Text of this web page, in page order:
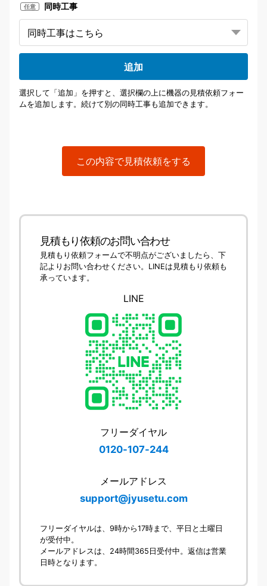
見積もり依頼のお問い合わせ
見積もり依頼フォームで不明点がございましたら、下
記よりお問い合わせください。LINEは見積もり依頼も
承っています。
LINE
フリーダイヤル
0120-107-244
メールアドレス
support@jyusetu.com
フリーダイヤルは、9時から17時まで、平日と土曜日
が受付中。
メールアドレスは、24時間365日受付中。返信は営業
日時となります。
任意 同時工事
追加
選択して「追加」を押すと、選択欄の上に機器の見積依頼フォー
ムを追加します。続けて別の同時工事も追加できます。
この内容で見積依頼をする